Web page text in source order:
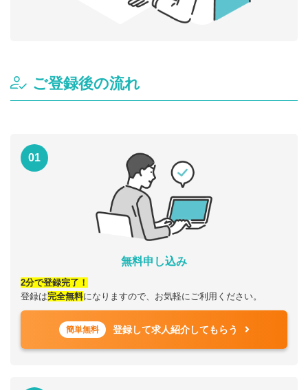
ご登録後の流れ
01
無料申し込み
2分で登録完了！
登録は完全無料になりますので、お気軽にご利用ください。
簡単無料 登録して求人紹介してもらう